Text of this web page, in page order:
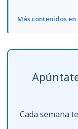
Más contenidos
Cada semana